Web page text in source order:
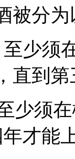
被分
至少须
直到
少须
才能